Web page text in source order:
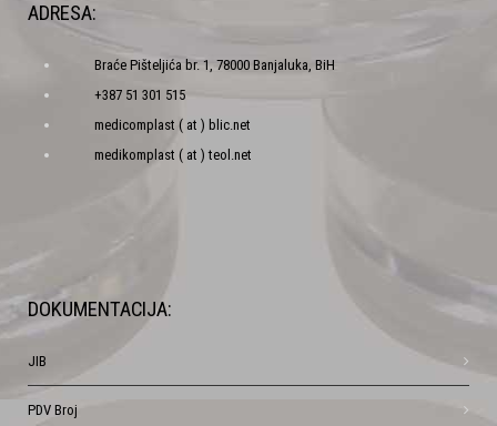
ADRESA:
Braće Pišteljića br. 1, 78000 Banjaluka, BiH
+387 51 301 515
medicomplast ( at ) blic.net
medikomplast ( at ) teol.net
DOKUMENTACIJA:
JIB
PDV Broj